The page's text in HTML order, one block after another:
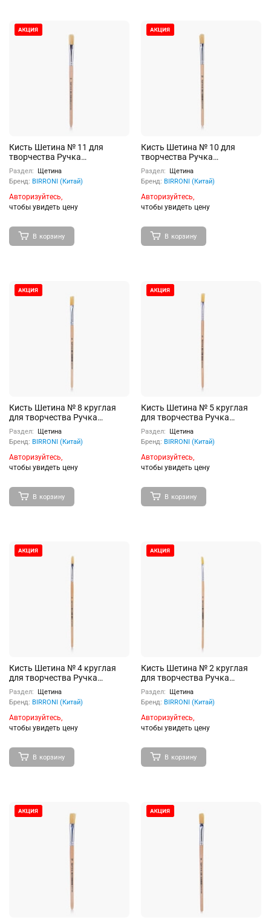
Кисть Шетина № 11 для
творчества Ручка
деревянная с
индивидуальным штрих-
кодом
Раздел:
Щетина
Бренд: BIRRONI (Китай)
Авторизуйтесь,
чтобы увидеть цену
В корзину
Кисть Шетина № 10 для
творчества Ручка
деревянная с
индивидуальным штрих-
кодом
Раздел:
Щетина
Бренд: BIRRONI (Китай)
Авторизуйтесь,
чтобы увидеть цену
В корзину
Кисть Шетина № 8 круглая
для творчества Ручка
деревянная с
индивидуальным штрих-
кодом
Раздел:
Щетина
Бренд: BIRRONI (Китай)
Авторизуйтесь,
чтобы увидеть цену
В корзину
Кисть Шетина № 5 круглая
для творчества Ручка
деревянная с
индивидуальным штрих-
кодом
Раздел:
Щетина
Бренд: BIRRONI (Китай)
Авторизуйтесь,
чтобы увидеть цену
В корзину
Кисть Шетина № 4 круглая
для творчества Ручка
деревянная с
индивидуальным штрих-
кодом
Раздел:
Щетина
Бренд: BIRRONI (Китай)
Авторизуйтесь,
чтобы увидеть цену
В корзину
Кисть Шетина № 2 круглая
для творчества Ручка
деревянная с
индивидуальным штрих-
кодом
Раздел:
Щетина
Бренд: BIRRONI (Китай)
Авторизуйтесь,
чтобы увидеть цену
В корзину